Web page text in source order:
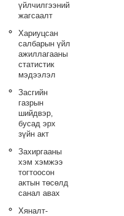
үйлчилгээний
жагсаалт
Хариуцсан
салбарын үйл
ажиллагааны
статистик
мэдээлэл
Засгийн
газрын
шийдвэр,
бусад эрх
зүйн акт
Захиргааны
хэм хэмжээ
тогтоосон
актын төсөлд
санал авах
Хяналт-